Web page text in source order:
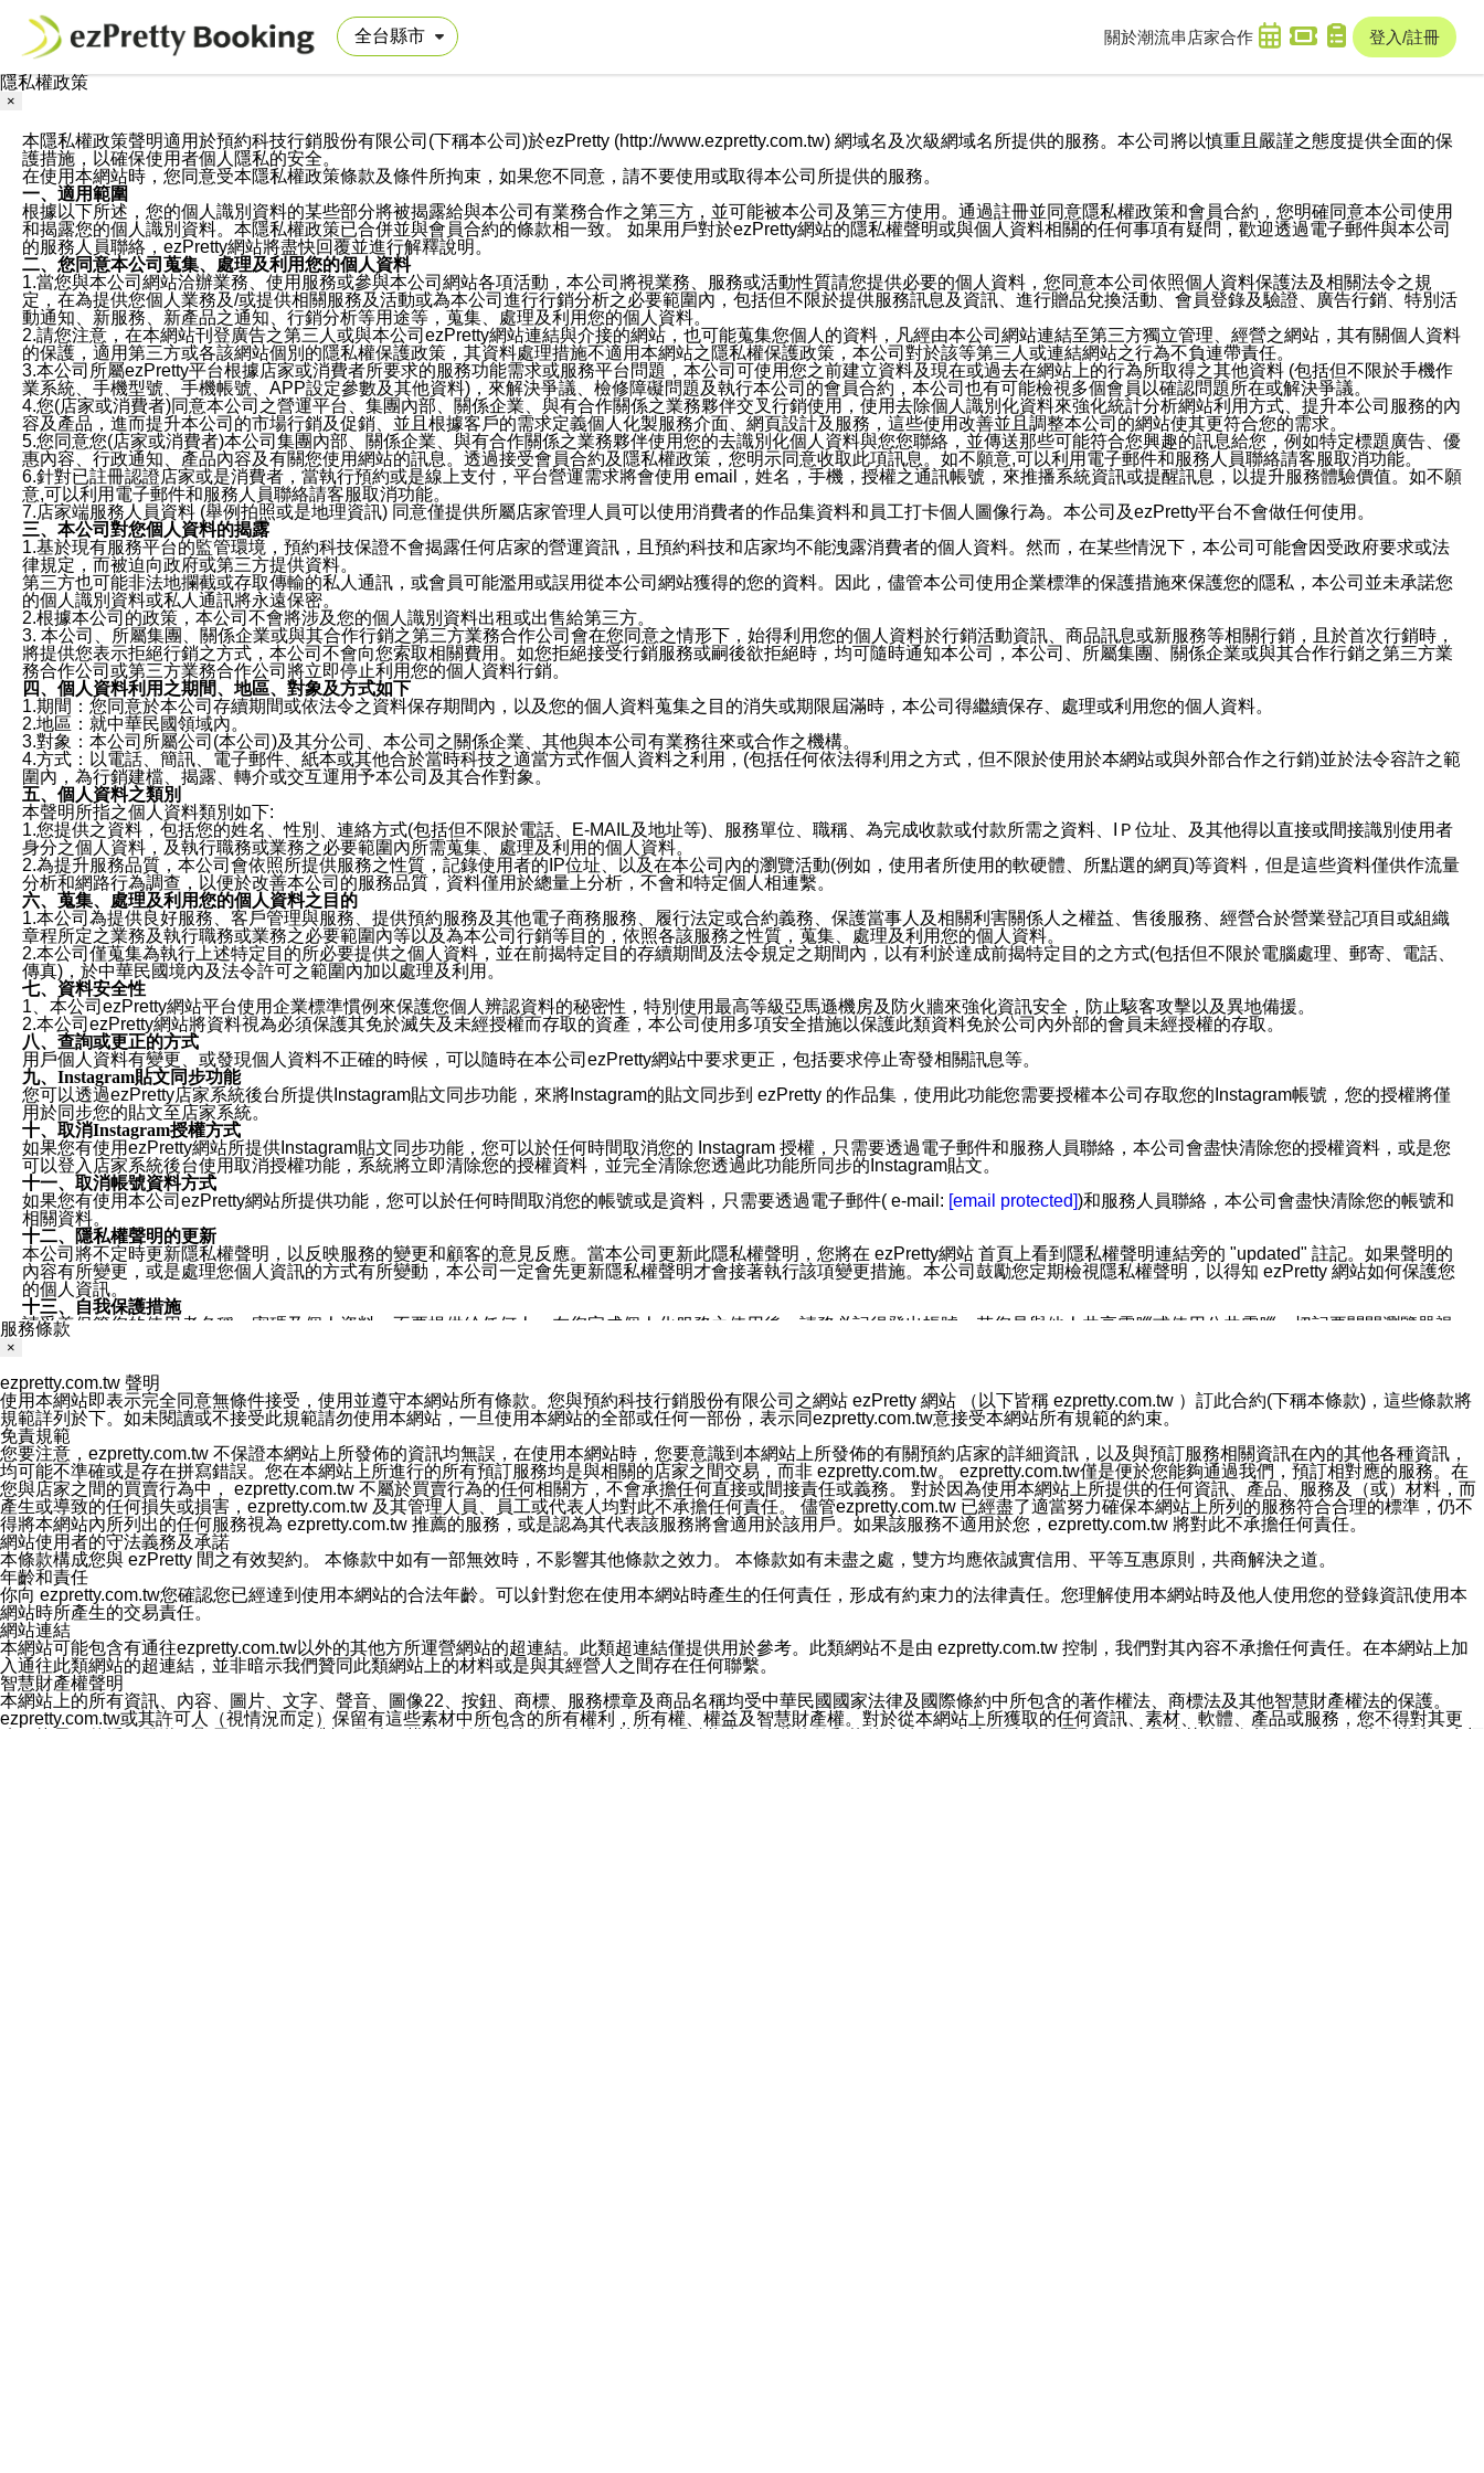
關於潮流串 店家合作 登入/註冊
隱私權政策
×
本隱私權政策聲明適用於預約科技行銷股份有限公司(下稱本公司)於ezPretty (http://www.ezpretty.com.tw) 網域名及次級網域名所提供的服務。本公司將以慎重且嚴謹之態度提供全面的保
護措施，以確保使用者個人隱私的安全。
在使用本網站時，您同意受本隱私權政策條款及條件所拘束，如果您不同意，請不要使用或取得本公司所提供的服務。
一、適用範圍
根據以下所述，您的個人識別資料的某些部分將被揭露給與本公司有業務合作之第三方，並可能被本公司及第三方使用。通過註冊並同意隱私權政策和會員合約，您明確同意本公司使用
和揭露您的個人識別資料。本隱私權政策已合併並與會員合約的條款相一致。 如果用戶對於ezPretty網站的隱私權聲明或與個人資料相關的任何事項有疑問，歡迎透過電子郵件與本公司
的服務人員聯絡，ezPretty網站將盡快回覆並進行解釋說明。
二、您同意本公司蒐集、處理及利用您的個人資料
1.當您與本公司網站洽辦業務、使用服務或參與本公司網站各項活動，本公司將視業務、服務或活動性質請您提供必要的個人資料，您同意本公司依照個人資料保護法及相關法令之規
定，在為提供您個人業務及/或提供相關服務及活動或為本公司進行行銷分析之必要範圍內，包括但不限於提供服務訊息及資訊、進行贈品兌換活動、會員登錄及驗證、廣告行銷、特別活
動通知、新服務、新產品之通知、行銷分析等用途等，蒐集、處理及利用您的個人資料。
2.請您注意，在本網站刊登廣告之第三人或與本公司ezPretty網站連結與介接的網站，也可能蒐集您個人的資料，凡經由本公司網站連結至第三方獨立管理、經營之網站，其有關個人資料
的保護，適用第三方或各該網站個別的隱私權保護政策，其資料處理措施不適用本網站之隱私權保護政策，本公司對於該等第三人或連結網站之行為不負連帶責任。
3.本公司所屬ezPretty平台根據店家或消費者所要求的服務功能需求或服務平台問題，本公司可使用您之前建立資料及現在或過去在網站上的行為所取得之其他資料 (包括但不限於手機作
業系統、手機型號、手機帳號、APP設定參數及其他資料)，來解決爭議、檢修障礙問題及執行本公司的會員合約，本公司也有可能檢視多個會員以確認問題所在或解決爭議。
4.您(店家或消費者)同意本公司之營運平台、集團內部、關係企業、與有合作關係之業務夥伴交叉行銷使用，使用去除個人識別化資料來強化統計分析網站利用方式、提升本公司服務的內
容及產品，進而提升本公司的市場行銷及促銷、並且根據客戶的需求定義個人化製服務介面、網頁設計及服務，這些使用改善並且調整本公司的網站使其更符合您的需求。
5.您同意您(店家或消費者)本公司集團內部、關係企業、與有合作關係之業務夥伴使用您的去識別化個人資料與您您聯絡，並傳送那些可能符合您興趣的訊息給您，例如特定標題廣告、優
惠內容、行政通知、產品內容及有關您使用網站的訊息。透過接受會員合約及隱私權政策，您明示同意收取此項訊息。如不願意,可以利用電子郵件和服務人員聯絡請客服取消功能。
6.針對已註冊認證店家或是消費者，當執行預約或是線上支付，平台營運需求將會使用 email，姓名，手機，授權之通訊帳號，來推播系統資訊或提醒訊息，以提升服務體驗價值。如不願
意,可以利用電子郵件和服務人員聯絡請客服取消功能。
7.店家端服務人員資料 (舉例拍照或是地理資訊) 同意僅提供所屬店家管理人員可以使用消費者的作品集資料和員工打卡個人圖像行為。本公司及ezPretty平台不會做任何使用。
三、本公司對您個人資料的揭露
1.基於現有服務平台的監管環境，預約科技保證不會揭露任何店家的營運資訊，且預約科技和店家均不能洩露消費者的個人資料。然而，在某些情況下，本公司可能會因受政府要求或法
律規定，而被迫向政府或第三方提供資料。
第三方也可能非法地攔截或存取傳輸的私人通訊，或會員可能濫用或誤用從本公司網站獲得的您的資料。因此，儘管本公司使用企業標準的保護措施來保護您的隱私，本公司並未承諾您
的個人識別資料或私人通訊將永遠保密。
2.根據本公司的政策，本公司不會將涉及您的個人識別資料出租或出售給第三方。
3. 本公司、所屬集團、關係企業或與其合作行銷之第三方業務合作公司會在您同意之情形下，始得利用您的個人資料於行銷活動資訊、商品訊息或新服務等相關行銷，且於首次行銷時，
將提供您表示拒絕行銷之方式，本公司不會向您索取相關費用。如您拒絕接受行銷服務或嗣後欲拒絕時，均可隨時通知本公司，本公司、所屬集團、關係企業或與其合作行銷之第三方業
務合作公司或第三方業務合作公司將立即停止利用您的個人資料行銷。
四、個人資料利用之期間、地區、對象及方式如下
1.期間：您同意於本公司存續期間或依法令之資料保存期間內，以及您的個人資料蒐集之目的消失或期限屆滿時，本公司得繼續保存、處理或利用您的個人資料。
2.地區：就中華民國領域內。
3.對象：本公司所屬公司(本公司)及其分公司、本公司之關係企業、其他與本公司有業務往來或合作之機構。
4.方式：以電話、簡訊、電子郵件、紙本或其他合於當時科技之適當方式作個人資料之利用，(包括任何依法得利用之方式，但不限於使用於本網站或與外部合作之行銷)並於法令容許之範
圍內，為行銷建檔、揭露、轉介或交互運用予本公司及其合作對象。
五、個人資料之類別
本聲明所指之個人資料類別如下:
1.您提供之資料，包括您的姓名、性別、連絡方式(包括但不限於電話、E-MAIL及地址等)、服務單位、職稱、為完成收款或付款所需之資料、IＰ位址、及其他得以直接或間接識別使用者
身分之個人資料，及執行職務或業務之必要範圍內所需蒐集、處理及利用的個人資料。
2.為提升服務品質，本公司會依照所提供服務之性質，記錄使用者的IP位址、以及在本公司內的瀏覽活動(例如，使用者所使用的軟硬體、所點選的網頁)等資料，但是這些資料僅供作流量
分析和網路行為調查，以便於改善本公司的服務品質，資料僅用於總量上分析，不會和特定個人相連繫。
六、蒐集、處理及利用您的個人資料之目的
1.本公司為提供良好服務、客戶管理與服務、提供預約服務及其他電子商務服務、履行法定或合約義務、保護當事人及相關利害關係人之權益、售後服務、經營合於營業登記項目或組織
章程所定之業務及執行職務或業務之必要範圍內等以及為本公司行銷等目的，依照各該服務之性質，蒐集、處理及利用您的個人資料。
2.本公司僅蒐集為執行上述特定目的所必要提供之個人資料，並在前揭特定目的存續期間及法令規定之期間內，以有利於達成前揭特定目的之方式(包括但不限於電腦處理、郵寄、電話、
傳真)，於中華民國境內及法令許可之範圍內加以處理及利用。
七、資料安全性
1、本公司ezPretty網站平台使用企業標準慣例來保護您個人辨認資料的秘密性，特別使用最高等級亞馬遜機房及防火牆來強化資訊安全，防止駭客攻擊以及異地備援。
2.本公司ezPretty網站將資料視為必須保護其免於滅失及未經授權而存取的資產，本公司使用多項安全措施以保護此類資料免於公司內外部的會員未經授權的存取。
八、查詢或更正的方式
用戶個人資料有變更、或發現個人資料不正確的時候，可以隨時在本公司ezPretty網站中要求更正，包括要求停止寄發相關訊息等。
九、Instagram貼文同步功能
您可以透過ezPretty店家系統後台所提供Instagram貼文同步功能，來將Instagram的貼文同步到 ezPretty 的作品集，使用此功能您需要授權本公司存取您的Instagram帳號，您的授權將僅
用於同步您的貼文至店家系統。
十、取消Instagram授權方式
如果您有使用ezPretty網站所提供Instagram貼文同步功能，您可以於任何時間取消您的 Instagram 授權，只需要透過電子郵件和服務人員聯絡，本公司會盡快清除您的授權資料，或是您
可以登入店家系統後台使用取消授權功能，系統將立即清除您的授權資料，並完全清除您透過此功能所同步的Instagram貼文。
十一、取消帳號資料方式
如果您有使用本公司ezPretty網站所提供功能，您可以於任何時間取消您的帳號或是資料，只需要透過電子郵件( e-mail: [email protected])和服務人員聯絡，本公司會盡快清除您的帳號和
相關資料。
十二、隱私權聲明的更新
本公司將不定時更新隱私權聲明，以反映服務的變更和顧客的意見反應。當本公司更新此隱私權聲明，您將在 ezPretty網站 首頁上看到隱私權聲明連結旁的 "updated" 註記。如果聲明的
內容有所變更，或是處理您個人資訊的方式有所變動，本公司一定會先更新隱私權聲明才會接著執行該項變更措施。本公司鼓勵您定期檢視隱私權聲明，以得知 ezPretty 網站如何保護您
的個人資訊。
十三、自我保護措施
請妥善保管您的使用者名稱、密碼及個人資料，不要提供給任何人。在您完成個人化服務之使用後，請務必記得登出帳號。若您是與他人共享電腦或使用公共電腦，切記要關閉瀏覽器視
窗，以防止他人讀取您的個人資料、信件或進入所機關管理區。
您同意本公司網站，透過您所提供的郵件地址與您取得聯絡並傳送或宣傳本網站各項服務之資料或電子郵件供您參考。您能依照該資料或電子郵件所指示之方法、說明或功能連結，隨時
停止接收這些資料或電子郵件。
十五、訊息通知
本公司/本服務將以通知型訊息傳送重要訊息給您。即使未加入本公司/本服務好友，您仍可接收到通知型訊息。
本公司/本服務傳送之通知型訊息以對您有效且重要的訊息為限，以廣告或其他目的的訊息皆不會被傳送。滿足以下三個條件者，將可收到通知型訊息。
1.LINE 帳號設定的電話號碼與本公司/本服務所傳來的電話號碼比對相符。
2.該 LINE 帳號已在 LINE APP 設定中，同意接收通知型訊息。
3.LINE 帳號未封鎖傳送訊息之 LINE 官方帳號。
欲變更通知型訊息的設定，操作如下：
1.點選「主頁」＞「設定」
2.點選「隱私設定」
3.點選「提供使用資料」
4.點選「LINE通知型訊息」
5.開關「接收LINE通知型訊息」
❗️關閉「接收通知型訊息」後，將不會接收到來自任何企業官方帳號或認證官方帳號的通知型訊息。
服務條款
×
ezpretty.com.tw 聲明
使用本網站即表示完全同意無條件接受，使用並遵守本網站所有條款。您與預約科技行銷股份有限公司之網站 ezPretty 網站 （以下皆稱 ezpretty.com.tw ）訂此合約(下稱本條款)，這些條款將
規範詳列於下。如未閱讀或不接受此規範請勿使用本網站，一旦使用本網站的全部或任何一部份，表示同ezpretty.com.tw意接受本網站所有規範的約束。
免責規範
您要注意，ezpretty.com.tw 不保證本網站上所發佈的資訊均無誤，在使用本網站時，您要意識到本網站上所發佈的有關預約店家的詳細資訊，以及與預訂服務相關資訊在內的其他各種資訊，
均可能不準確或是存在拼寫錯誤。您在本網站上所進行的所有預訂服務均是與相關的店家之間交易，而非 ezpretty.com.tw。 ezpretty.com.tw僅是便於您能夠通過我們，預訂相對應的服務。在
您與店家之間的買賣行為中， ezpretty.com.tw 不屬於買賣行為的任何相關方，不會承擔任何直接或間接責任或義務。 對於因為使用本網站上所提供的任何資訊、產品、服務及（或）材料，而
產生或導致的任何損失或損害，ezpretty.com.tw 及其管理人員、員工或代表人均對此不承擔任何責任。 儘管ezpretty.com.tw 已經盡了適當努力確保本網站上所列的服務符合合理的標準，仍不
得將本網站內所列出的任何服務視為 ezpretty.com.tw 推薦的服務，或是認為其代表該服務將會適用於該用戶。如果該服務不適用於您，ezpretty.com.tw 將對此不承擔任何責任。
網站使用者的守法義務及承諾
本條款構成您與 ezPretty 間之有效契約。 本條款中如有一部無效時，不影響其他條款之效力。 本條款如有未盡之處，雙方均應依誠實信用、平等互惠原則，共商解決之道。
年齡和責任
你向 ezpretty.com.tw您確認您已經達到使用本網站的合法年齡。可以針對您在使用本網站時產生的任何責任，形成有約束力的法律責任。您理解使用本網站時及他人使用您的登錄資訊使用本
網站時所產生的交易責任。
網站連結
本網站可能包含有通往ezpretty.com.tw以外的其他方所運營網站的超連結。此類超連結僅提供用於參考。此類網站不是由 ezpretty.com.tw 控制，我們對其內容不承擔任何責任。在本網站上加
入通往此類網站的超連結，並非暗示我們贊同此類網站上的材料或是與其經營人之間存在任何聯繫。
智慧財產權聲明
本網站上的所有資訊、內容、圖片、文字、聲音、圖像22、按鈕、商標、服務標章及商品名稱均受中華民國國家法律及國際條約中所包含的著作權法、商標法及其他智慧財產權法的保護。
ezpretty.com.tw或其許可人（視情況而定）保留有這些素材中所包含的所有權利，所有權、權益及智慧財產權。對於從本網站上所獲取的任何資訊、素材、軟體、產品或服務，您不得對其更